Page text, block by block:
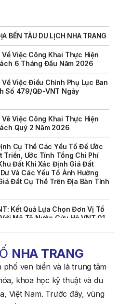
NỘI ĐỊA PHÚ QUÝ
Việc Công Khai Thực Hiện
6 Tháng Đầu Năm 2026
Việc Điều Chỉnh Phụ Lục Ban
Số 479/QĐ-VNT Ngày
Quý 2 Năm 2026
Cụ Thể Các Yếu Tố Để Ước
Triển, Ước Tính Tổng Chi Phí
Đất Khi Xác Định Giá Đất
Và Các Yếu Tố Ảnh Hưởng
Đất Cụ Thể Trên Địa Bàn Tỉnh
Mô Tô Nước Cứu Hộ VNT 01
Kết Quả Lựa Chọn Đơn Vị Tổ
Năm 2026 V/v Đính Chính
Ngày 18/05/2026 Của Ban
Việc Lựa Chọn Tổ Chức Đấu
NHA TRANG
phố ven biển và là trung tâm
khoa học kỹ thuật và du
Việt Nam. Trước đây, vùng